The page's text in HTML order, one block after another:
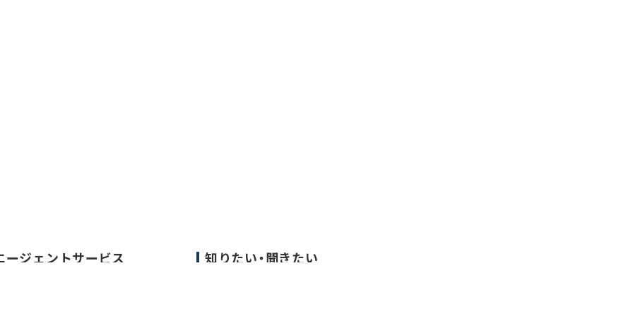
ージェントサービス 知りたい・聞きたい